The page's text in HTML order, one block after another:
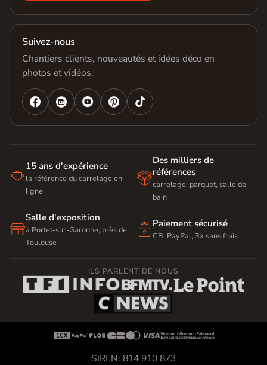
Suivez-nous
Chantiers clients, nouveautés et idées déco en
photos et vidéos.
   

15 ans d'expérience
la référence du carrelage en
ligne

Des milliers de
références
carrelage, parquet, salle de
bain

Salle d'exposition
à Portet-sur-Garonne, près de
Toulouse
 Paiement sécurisé
CB, PayPal, 3x sans frais
ILS PARLENT DE NOUS

SIREN: 814 910 873